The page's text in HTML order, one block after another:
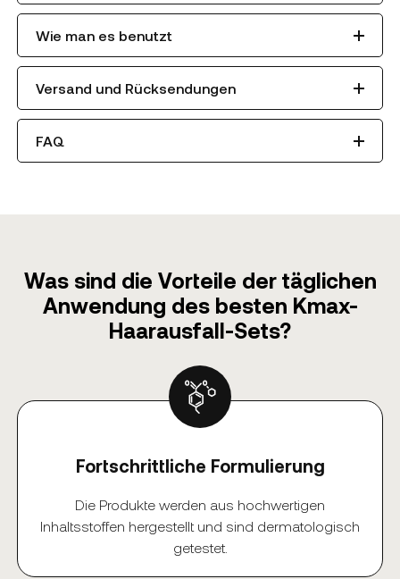
Wie man es benutzt
Versand und Rücksendungen
FAQ
Was sind die Vorteile der täglichen
Anwendung des besten Kmax-
Haarausfall-Sets?
Fortschrittliche Formulierung
Die Produkte werden aus hochwertigen
Inhaltsstoffen hergestellt und sind dermatologisch
getestet.